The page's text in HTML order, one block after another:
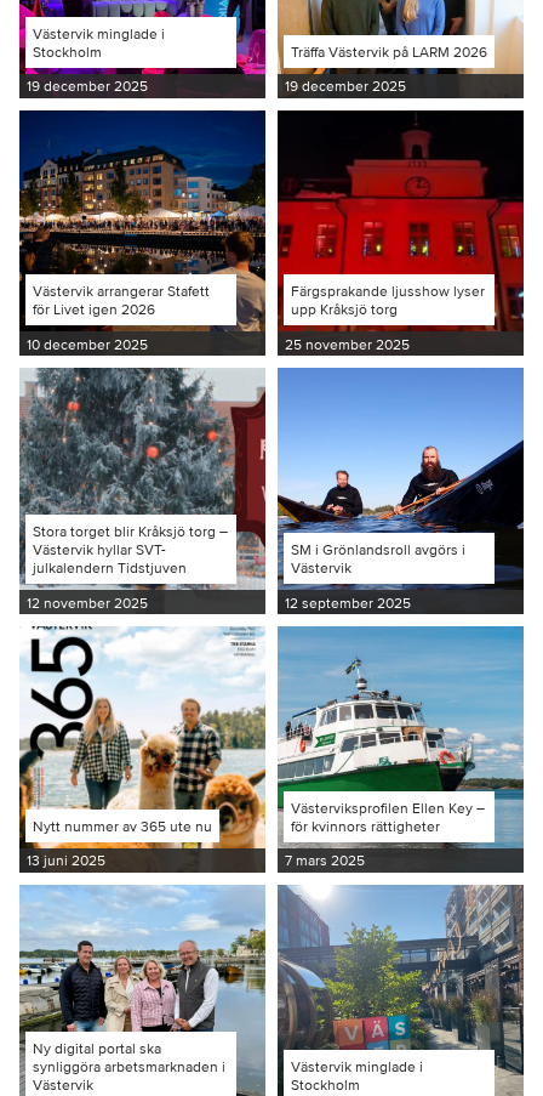
Västervik minglade i
Stockholm
19 december 2025
Träffa Västervik på LARM 2026
19 december 2025
Västervik arrangerar Stafett
för Livet igen 2026
10 december 2025
Färgsprakande ljusshow lyser
upp Kråksjö torg
25 november 2025
Stora torget blir Kråksjö torg –
Västervik hyllar SVT-
julkalendern Tidstjuven
12 november 2025
SM i Grönlandsroll avgörs i
Västervik
12 september 2025
Nytt nummer av 365 ute nu
13 juni 2025
Västerviksprofilen Ellen Key –
för kvinnors rättigheter
7 mars 2025
Ny digital portal ska
synliggöra arbetsmarknaden i
Västervik
Västervik minglade i
Stockholm